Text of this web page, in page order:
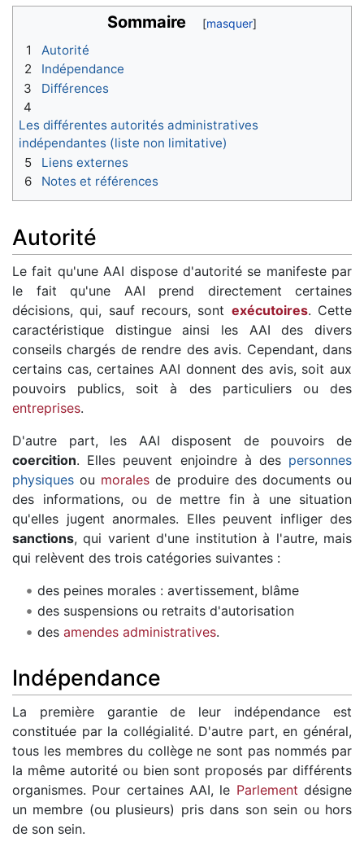
Sommaire
1
Autorité
2
Indépendance
3
Différences
4
Les différentes autorités administratives
indépendantes (liste non limitative)
5
Liens externes
6
Notes et références
Autorité
Le fait qu'une AAI dispose d'autorité se manifeste par
le fait qu'une AAI prend directement certaines
décisions, qui, sauf recours, sont exécutoires. Cette
caractéristique distingue ainsi les AAI des divers
conseils chargés de rendre des avis. Cependant, dans
certains cas, certaines AAI donnent des avis, soit aux
pouvoirs publics, soit à des particuliers ou des
entreprises.
D'autre part, les AAI disposent de pouvoirs de
coercition. Elles peuvent enjoindre à des personnes
physiques ou morales de produire des documents ou
des informations, ou de mettre fin à une situation
qu'elles jugent anormales. Elles peuvent infliger des
sanctions, qui varient d'une institution à l'autre, mais
qui relèvent des trois catégories suivantes :
des peines morales : avertissement, blâme
des suspensions ou retraits d'autorisation
des amendes administratives.
Indépendance
La première garantie de leur indépendance est
constituée par la collégialité. D'autre part, en général,
tous les membres du collège ne sont pas nommés par
la même autorité ou bien sont proposés par différents
organismes. Pour certaines AAI, le Parlement désigne
un membre (ou plusieurs) pris dans son sein ou hors
de son sein.